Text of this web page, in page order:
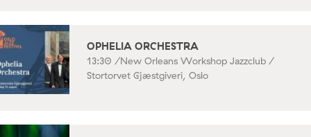
OPHELIA ORCHESTRA
13:30 /New Orleans Workshop Jazzclub /
Stortorvet Gjæstgiveri, Oslo